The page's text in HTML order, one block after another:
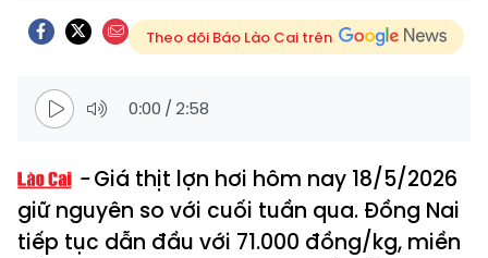
Theo dõi Báo Lào Cai trên
0:00 / 2:58
Giá thịt lợn hơi hôm nay 18/5/2026
giữ nguyên so với cuối tuần qua. Đồng Nai
tiếp tục dẫn đầu với 71.000 đồng/kg, miền